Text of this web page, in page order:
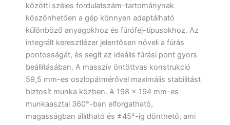
közötti széles fordulatszám-tartománynak
köszönhetően a gép könnyen adaptálható
különböző anyagokhoz és fúrófej-típusokhoz. Az
integrált keresztlézer jelentősen növeli a fúrás
pontosságát, és segít az ideális fúrási pont gyors
beállításában. A masszív öntöttvas konstrukció
59,5 mm-es oszlopátmérővel maximális stabilitást
biztosít munka közben. A 198 × 194 mm-es
munkaasztal 360°-ban elforgatható,
magasságban állítható és ±45°-ig dönthető, ami